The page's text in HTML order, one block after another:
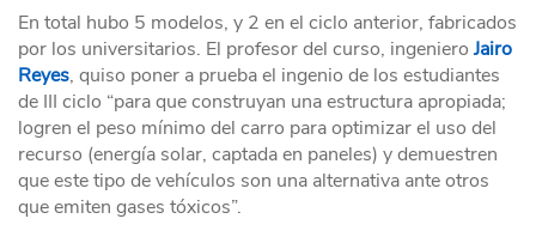
En total hubo 5 modelos, y 2 en el ciclo anterior, fabricados
por los universitarios. El profesor del curso, ingeniero Jairo
Reyes, quiso poner a prueba el ingenio de los estudiantes
de III ciclo “para que construyan una estructura apropiada;
logren el peso mínimo del carro para optimizar el uso del
recurso (energía solar, captada en paneles) y demuestren
que este tipo de vehículos son una alternativa ante otros
que emiten gases tóxicos”.